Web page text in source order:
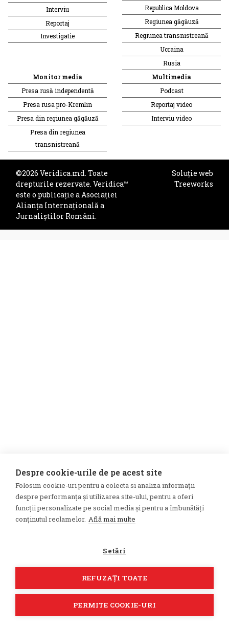
Interviu
Reportaj
Investigatie
Republica Moldova
Regiunea găgăuză
Regiunea transnistreană
Ucraina
Rusia
Monitor media
Presa rusă independentă
Presa rusa pro-Kremlin
Presa din regiunea găgăuză
Presa din regiunea
transnistreană
Multimedia
Podcast
Reportaj video
Interviu video
©2026 Veridica.md. Toate
drepturile rezervate. Veridica™
este o publicație aAsociației
Alianța Internațională a
Jurnaliștilor Români.
Soluție web
Treeworks
Despre cookie-urile de pe acest site
Folosim cookie-uri pentru a colecta si analiza informații
despre performanța și utilizarea site-ului, pentru a oferi
funcții personalizate pe social media și pentru a îmbunătăți
conținutul reclamelor. Află mai multe
Setări
REFUZAȚI TOATE
PERMITE COOKIE-URI